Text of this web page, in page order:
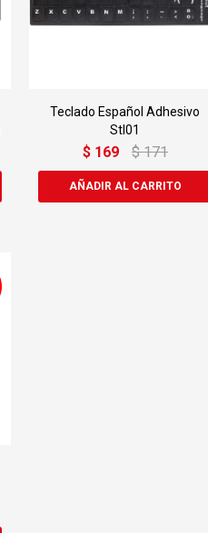
Teclado Español Adhesivo
Stl01
$ 169 $ 171